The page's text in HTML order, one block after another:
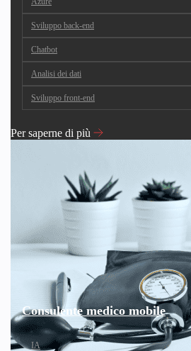
Sviluppo back-end
Chatbot
Analisi dei dati
Sviluppo front-end
Per saperne di più
Consulente medico mobile
IA